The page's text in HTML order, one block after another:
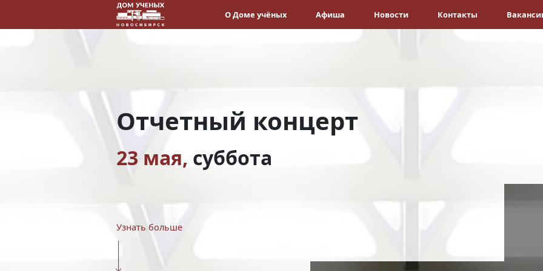
О Доме учёных Афиша Новости Контакты
Отчетный концерт
23 мая, суббота
Узнать больше